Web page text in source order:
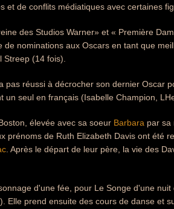
de conflits médiatiques avec certaines
des Studios Warner» et « Première
nominations aux Oscars en tant que
Streep (14 fois).
réussi à décrocher son dernier Oscar
seul en français (Isabelle Champion,
élevée avec sa soeur Barbara par sa
prénoms de Ruth Elizabeth Davis ont été
. Après le départ de leur père, la vie des
d'une fée, pour Le Songe d'une
Elle prend ensuite des cours de danse et